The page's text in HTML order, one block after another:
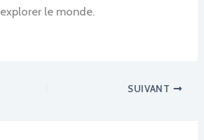
explorer le monde.
SUIVANT